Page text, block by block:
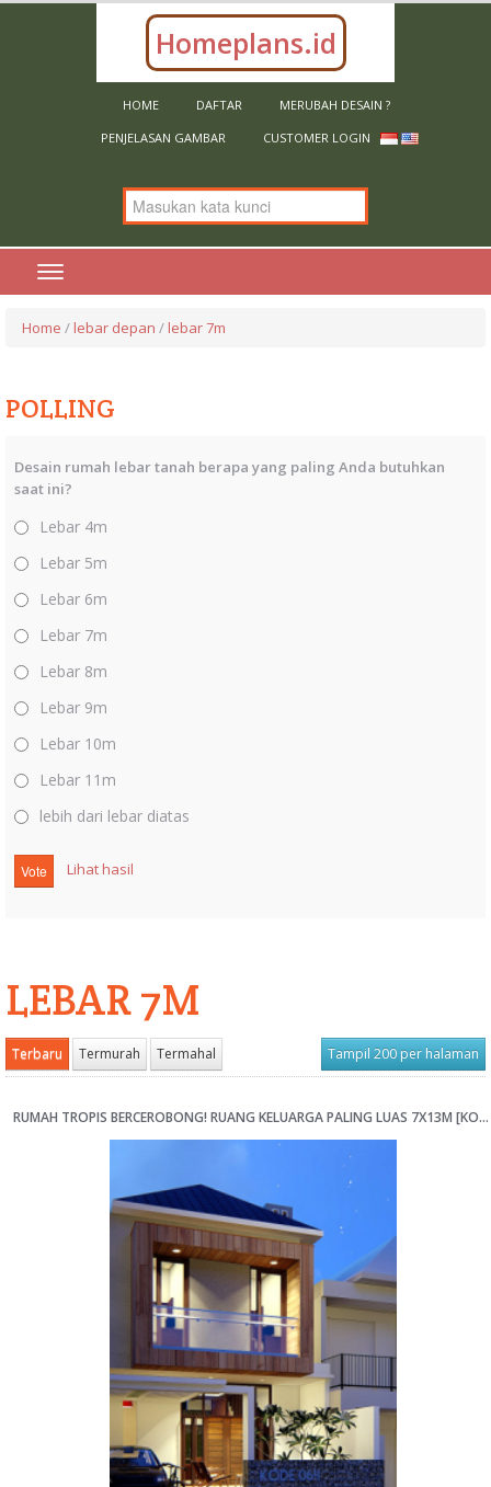
Homeplans.id
HOME DAFTAR
MERUBAH DESAIN ?
PENJELASAN GAMBAR
CUSTOMER LOGIN
Home / lebar depan / lebar 7m
POLLING
Desain rumah lebar tanah berapa yang paling Anda butuhkan
saat ini?
Lebar 4m
Lebar 5m
Lebar 6m
Lebar 7m
Lebar 8m
Lebar 9m
Lebar 10m
Lebar 11m
lebih dari lebar diatas
Lihat hasil
LEBAR 7M
Terbaru Termurah Termahal Tampil 200 per halaman
RUMAH TROPIS BERCEROBONG! RUANG KELUARGA PALING LUAS 7X13M [KODE 064]